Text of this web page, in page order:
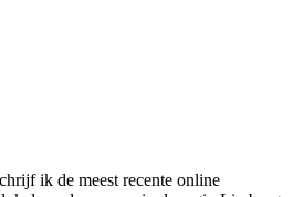
ik de meest recente online